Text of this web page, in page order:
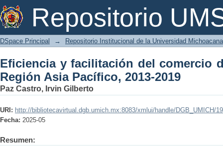
Repositorio
Eficiencia y facilitación del
2013-2019
DSpace Principal → Repositorio Institucional de la Universidad
Eficiencia y facilitación del comercio
Región Asia Pacífico, 2013-2019
Paz Castro, Irvin Gilberto
URI: http://bibliotecavirtual.dgb.umich.mx:8083/xmlui/handle/DGB_UMICH/
Fecha: 2025-05
Resumen: